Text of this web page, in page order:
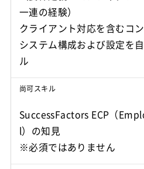
一連の経験）
クライアント対応を含むコ
システム構成および設定を
ル
尚可スキル
SuccessFactors ECP（
l）の知見
※必須ではありません